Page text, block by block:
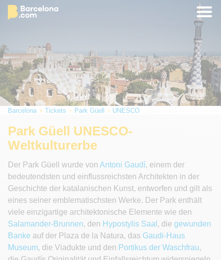
Barcelona Tickets Park Güell UNESCO
Park Güell UNESCO-
Weltkulturerbe
Der Park Güell wurde von Antoni Gaudí, einem der
bedeutendsten und einflussreichsten Architekten in der
Geschichte der katalanischen Kunst, entworfen und gilt als
eines seiner emblematischsten Werke. Der Park enthält
viele einzigartige architektonische Elemente wie den
Salamander-Brunnen, den Hypostylis Saal , die gewunden
Banke auf der Plaza de la Natura, das Gaudi-Haus
Museum, die Viadukte und den Portikus der Waschfrau,